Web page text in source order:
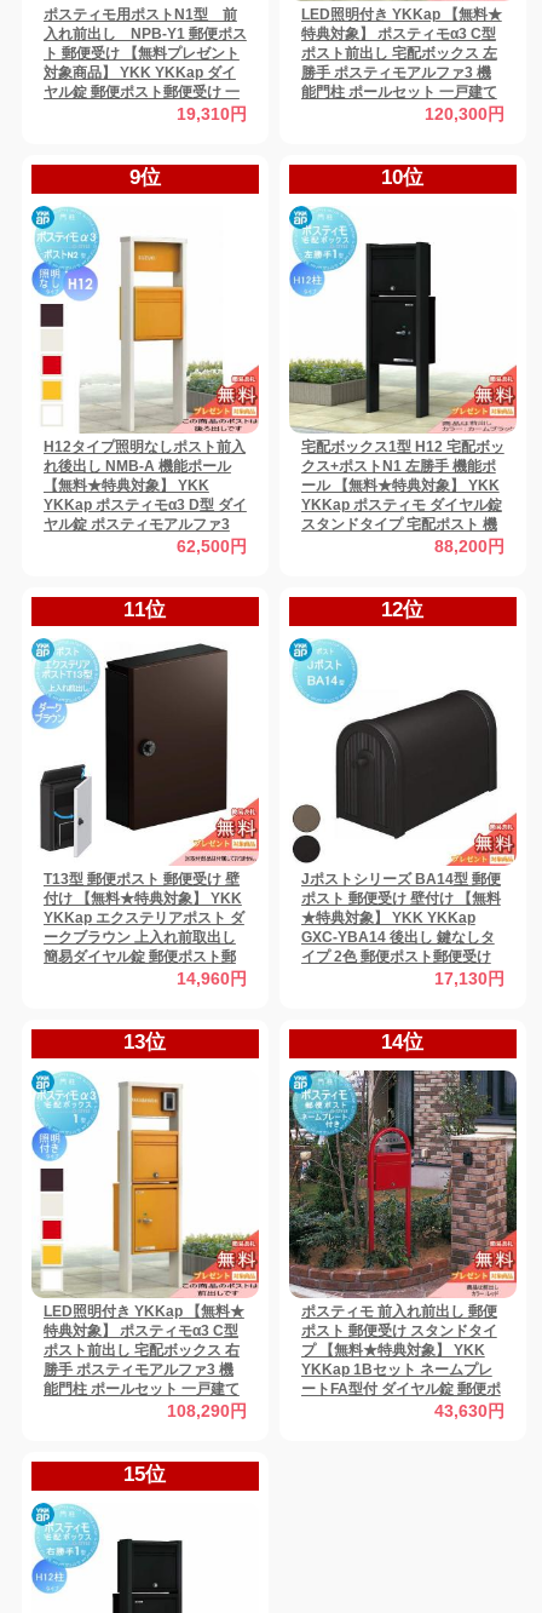
ポスティモ用ポストN1型 前
入れ前出し NPB-Y1 郵便ポス
ト 郵便受け 【無料プレゼント
対象商品】 YKK YKKap ダイ
ヤル錠 郵便ポスト郵便受け 一
戸建て用 屋外 おしゃれ19,310円
LED照明付き YKKap 【無料★
特典対象】 ポスティモα3 C型
ポスト前出し 宅配ボックス 左
勝手 ポスティモアルファ3 機
能門柱 ポールセット 一戸建て
120,300円
9位
H12タイプ照明なしポスト前入
れ後出し NMB-A 機能ポール
【無料★特典対象】 YKK
YKKap ポスティモα3 D型 ダイ
ヤル錠 ポスティモアルファ3
機能門柱 ポールセット 一戸建
62,500円
10位
宅配ボックス1型 H12 宅配ボッ
クス+ポストN1 左勝手 機能ポ
ール 【無料★特典対象】 YKK
YKKap ポスティモ ダイヤル錠
スタンドタイプ 宅配ポスト 機
能門柱 ポールセット 一戸建て
88,200円
11位
T13型 郵便ポスト 郵便受け 壁
付け 【無料★特典対象】 YKK
YKKap エクステリアポスト ダ
ークブラウン 上入れ前取出し
簡易ダイヤル錠 郵便ポスト郵
便受け 壁掛けポスト 一戸建て
14,960円
12位
Jポストシリーズ BA14型 郵便
ポスト 郵便受け 壁付け 【無料
★特典対象】 YKK YKKap
GXC-YBA14 後出し 鍵なしタ
イプ 2色 郵便ポスト郵便受け
壁掛けポスト 一戸建て用 おし
17,130円
13位
LED照明付き YKKap 【無料★
特典対象】 ポスティモα3 C型
ポスト前出し 宅配ボックス 右
勝手 ポスティモアルファ3 機
能門柱 ポールセット 一戸建て
用 おしゃれ 屋外 一体型 セット
108,290円
14位
ポスティモ 前入れ前出し 郵便
ポスト 郵便受け スタンドタイ
プ 【無料★特典対象】 YKK
YKKap 1Bセット ネームプレ
ートFA型付 ダイヤル錠 郵便ポ
スト郵便受け スタンドタイプ
43,630円
15位